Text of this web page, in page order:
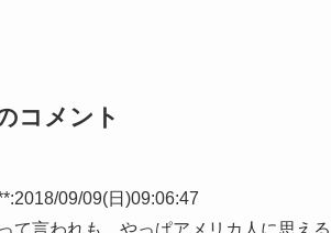
コメント
:2018/09/09(日)09:06:47
て言われも、やっぱアメリカ人に思え